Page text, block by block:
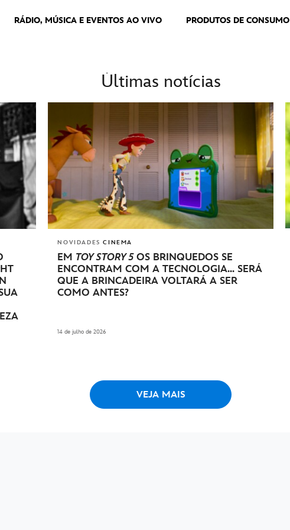
RÁDIO, MÚSICA E EVENTOS AO VIVO PRODUTOS DE CONSUMO
Últimas notícias
NOVIDADES CINEMA
EM TOY STORY 5OS BRINQUEDOS SE
ENCONTRAM COM A TECNOLOGIA... SERÁ
QUE A BRINCADEIRA VOLTARÁ A SER
COMO ANTES?
14 de julho de 2026
VEJA MAIS